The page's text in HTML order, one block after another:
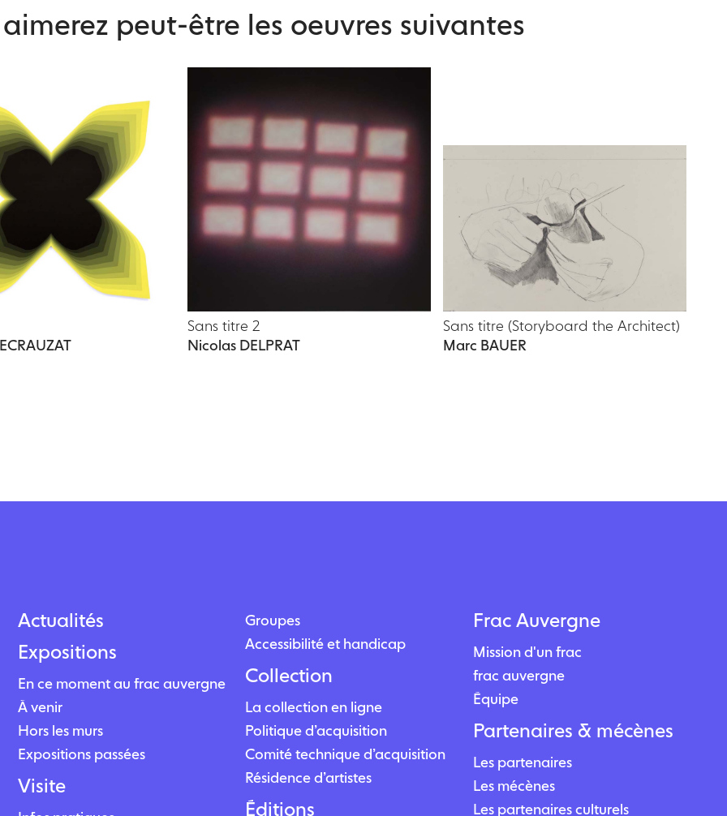
peut-être les oeuvres suivantes
Sans titre 2
Nicolas DELPRAT
Sans titre (Storyboard the Architect)
Marc BAUER
Actualités
Expositions
En ce moment au frac auvergne
À venir
Hors les murs
Expositions passées
Visite
Groupes
Accessibilité et handicap
Collection
La collection en ligne
Politique d’acquisition
Comité technique d’acquisition
Résidence d’artistes
Éditions
Frac Auvergne
Mission d'un frac
frac auvergne
Équipe
Partenaires & mécènes
Les partenaires
Les mécènes
Les partenaires culturels